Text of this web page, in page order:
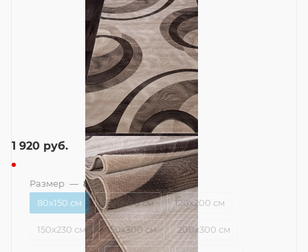
1 920 руб.
Размер — 80x150 см
80x150 см
100x200 см 120x200 см
150x230 см 150x300 см 200x300 см